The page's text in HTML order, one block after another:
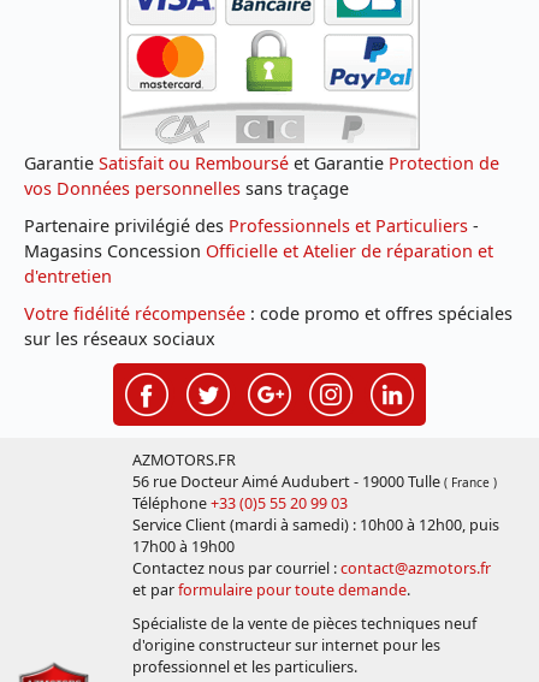
Garantie Satisfait ou Remboursé et Garantie Protection de
vos Données personnelles sans traçage
Partenaire privilégié des Professionnels et Particuliers -
Magasins Concession Officielle et Atelier de réparation et
d'entretien
Votre fidélité récompensée : code promo et offres spéciales
sur les réseaux sociaux
AZMOTORS.FR
56 rue Docteur Aimé Audubert - 19000 Tulle ( France )
Téléphone+33 (0)5 55 20 99 03
Service Client (mardi à samedi) : 10h00 à 12h00, puis
17h00 à 19h00
Contactez nous par courriel :contact@azmotors.fr
et parformulaire pour toute demande.
Spécialiste de la vente de pièces techniques neuf
d'origine constructeur sur internet pour les
professionnel et les particuliers.